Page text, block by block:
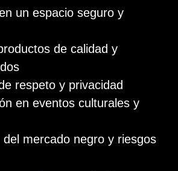
un espacio seguro y
de calidad y
respeto y privacidad
en eventos culturales y
del mercado negro y riesgos